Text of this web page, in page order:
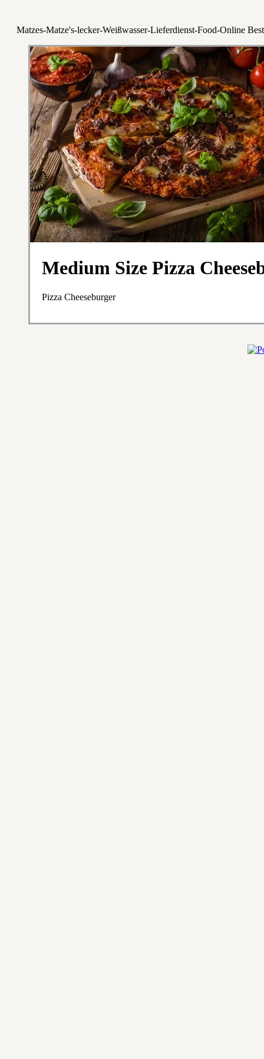
Matzes-Matze's-lecker-Weißwasser-Lieferdienst-Food-Online
Medium Size Pizza
Pizza Cheeseburger